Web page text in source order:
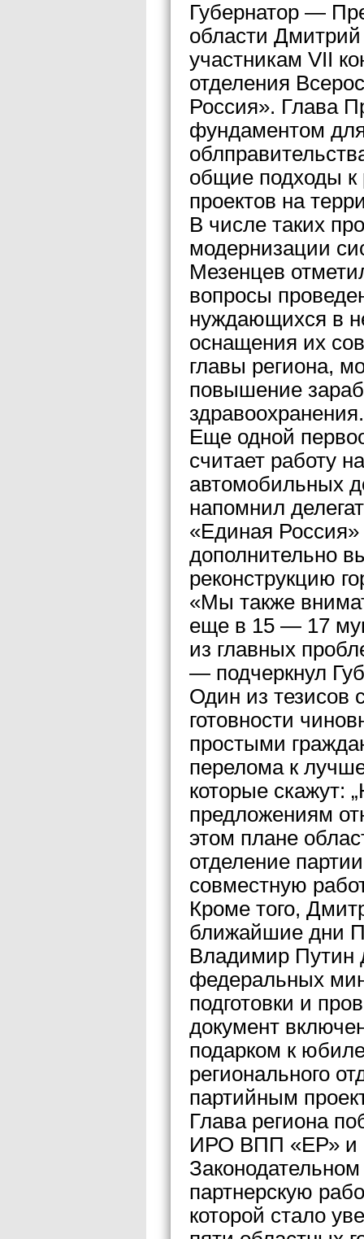
Губернатор —
области
участникам VII
отделения
Россия». Глава
фундаментом
общие подходы к
проектов на
В числе таких
модернизации
Мезенцев
вопросы
нуждающихся в
оснащения их
главы региона,
повышение
здравоохранения.
Еще одной
считает работу
автомобильных
напомнил
«Единая
дополнительно
реконструкцию
«Мы также
еще в 15 — 17
из главных
— подчеркнул
Один из тезисов
готовности
простыми
перелома к
которые скажут:
предложениям
этом плане
отделение
совместную
Кроме того,
ближайшие дни
Владимир Путин
федеральных
подготовки и
документ
подарком к
регионального
партийным
Глава региона
ИРО ВПП «ЕР» и
партнерскую
которой стало